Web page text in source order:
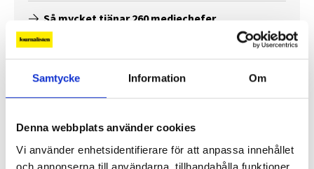
Samtycke Information Om
Denna webbplats använder cookies
Vi använder enhetsidentifierare för att anpassa innehållet
och annonserna till användarna, tillhandahålla funktioner
Så mycket tjänar 260 mediechefer